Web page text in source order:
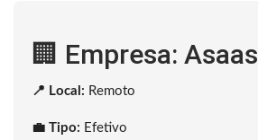
🏢 Empresa: Asaas
📍 Local: Remoto
💼 Tipo: Efetivo